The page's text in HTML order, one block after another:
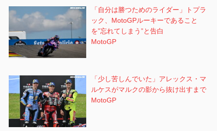
「自分は勝つためのライダー」トプラ
ック、MotoGPルーキーであること
を”忘れてしまう”と告白
MotoGP
「少し苦しんでいた」アレックス・マ
ルケスがマルクの影から抜け出すまで
MotoGP